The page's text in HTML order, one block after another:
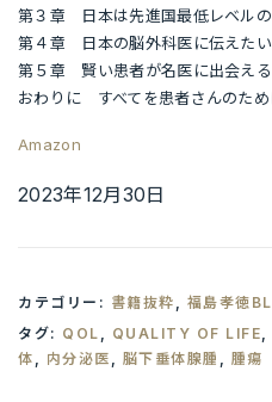
第３章 日本は先進国最低レベルの
第４章 日本の脳外科医に伝えた
第５章 賢い患者が名医に出会える
おわりに すべてを患者さんのため
Amazon
2023年12月30日
カテゴリー: 書籍抜粋
福島孝徳
タグ: QOL QUALITY OF LIFE
体
内分泌医 脳下垂体腺腫 腫瘍